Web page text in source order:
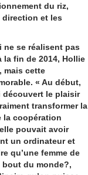
du riz,
et les
ne se réalisent pas
la fin de 2014, Hollie
mais cette
« Au début,
découvert le plaisir
transformer la
la coopération
pouvait avoir
un ordinateur et
qu’une femme de
bout du monde?,